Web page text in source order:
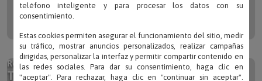
Regalos para toda la familia
Tazas
teléfono inteligente y para procesar los datos con su
consentimiento.
Estas cookies permiten asegurar el funcionamiento del sitio, medir
su tráfico, mostrar anuncios personalizados, realizar campañas
dirigidas, personalizar la interfaz y permitir compartir contenido en
las redes sociales. Para dar su consentimiento, haga clic en
"aceptar". Para rechazar, haga clic en "continuar sin aceptar".